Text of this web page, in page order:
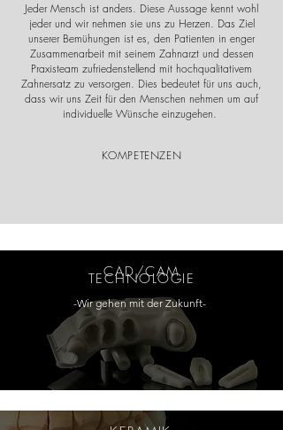
Jeder Mensch ist anders. Diese Aussage kennt wohl
jeder und wir nehmen sie uns zu Herzen. Das Ziel
unserer Bemühungen ist es, den Patienten in enger
Zusammenarbeit mit seinem Zahnarzt und dessen
Praxisteam zufriedenstellend mit hochqualitativem
Zahnersatz zu versorgen. Dies bedeutet für uns auch,
dass wir uns Zeit für den Menschen nehmen um auf
individuelle Wünsche einzugehen.
KOMPETENZEN
CAD/CAM
TECHNOLOGIE
-Wir gehen mit der Zukunft-